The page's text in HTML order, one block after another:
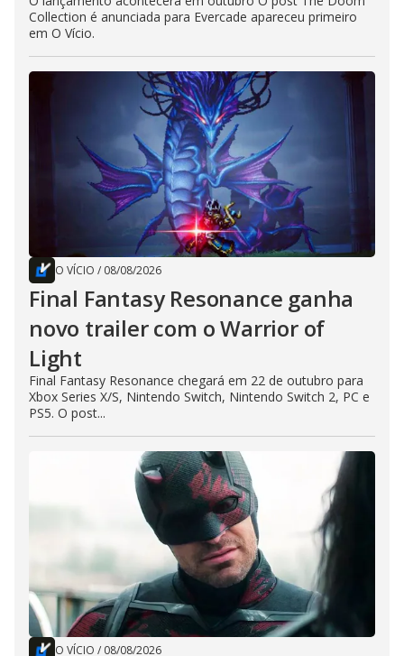
Collection é anunciada para Evercade apareceu primeiro
em O Vício.
O VÍCIO / 08/08/2026
Final Fantasy Resonance ganha
novo trailer com o Warrior of
Light
Final Fantasy Resonance chegará em 22 de outubro para
Xbox Series X/S, Nintendo Switch, Nintendo Switch 2, PC e
PS5. O post...
O VÍCIO / 08/08/2026